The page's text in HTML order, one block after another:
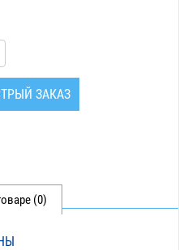
ЗАКАЗ
(0)